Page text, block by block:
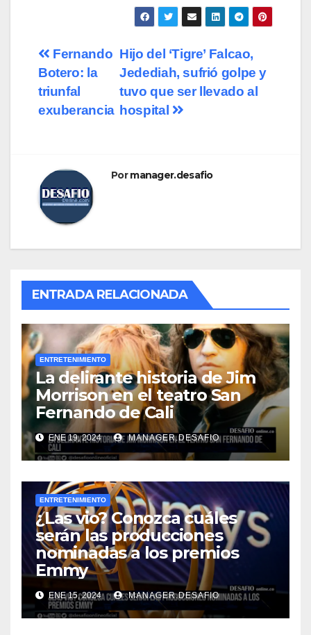
Hijo del ‘Tigre’ Falcao,
Jedediah, sufrió golpe y
tuvo que ser llevado al
hospital
Fernando
Botero: la
triunfal
exuberancia
Pormanager.desafio
ENTRADA RELACIONADA
ENTRETENIMIENTO
La delirante historia de Jim
Morrison en el teatro San
Fernando de Cali
ENE 19, 2024 MANAGER.DESAFIO
ENTRETENIMIENTO
¿Las vio? Conozca cuáles
serán las producciones
nominadas a los premios
Emmy
ENE 15, 2024 MANAGER.DESAFIO